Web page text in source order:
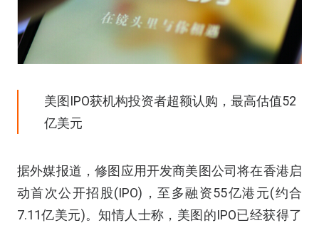
美图IPO获机构投资者超额认购，最高估值52
亿美元
据外媒报道，修图应用开发商美图公司将在香港启
动首次公开招股(IPO)，至多融资55亿港元(约合
7.11亿美元)。知情人士称，美图的IPO已经获得了